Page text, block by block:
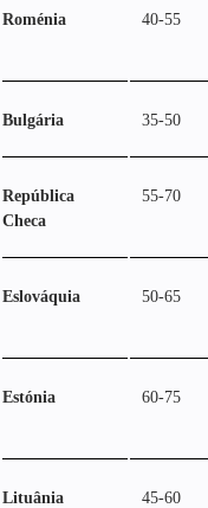
Roménia 40-55
Bulgária 35-50
República
Checa
55-70
Eslováquia 50-65
Estónia 60-75
Lituânia 45-60